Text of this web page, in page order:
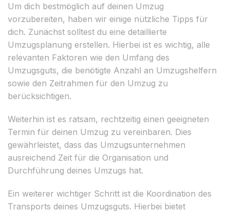
Um dich bestmöglich auf deinen Umzug
vorzubereiten, haben wir einige nützliche Tipps für
dich. Zunächst solltest du eine detaillierte
Umzugsplanung erstellen. Hierbei ist es wichtig, alle
relevanten Faktoren wie den Umfang des
Umzugsguts, die benötigte Anzahl an Umzugshelfern
sowie den Zeitrahmen für den Umzug zu
berücksichtigen.
Weiterhin ist es ratsam, rechtzeitig einen geeigneten
Termin für deinen Umzug zu vereinbaren. Dies
gewährleistet, dass das Umzugsunternehmen
ausreichend Zeit für die Organisation und
Durchführung deines Umzugs hat.
Ein weiterer wichtiger Schritt ist die Koordination des
Transports deines Umzugsguts. Hierbei bietet